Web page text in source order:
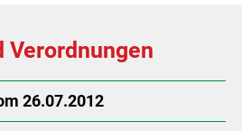
Verordnungen
26.07.2012